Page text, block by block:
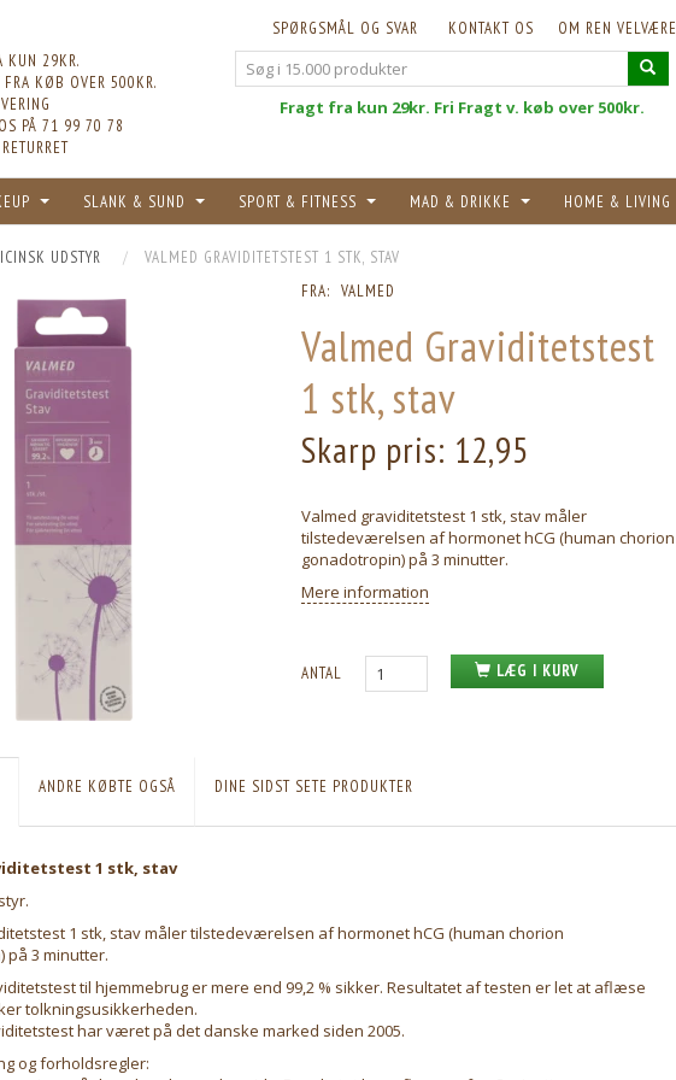
OM REN VELVÆRE
KONTAKT OS
SPØRGSMÅL OG SVAR
KUN 29KR.
FRA KØB OVER 500KR.
PÅ 71 99 70 78
Fragt fra kun 29kr. Fri Fragt v. køb over 500kr.
SLANK & SUND SPORT & FITNESS MAD & DRIKKE HOME & LIVING
UDSTYR VALMED GRAVIDITETSTEST 1 STK, STAV
FRA: VALMED
Valmed Graviditetstest
1 stk, stav
Skarp pris: 12,95
Valmed graviditetstest 1 stk, stav måler
tilstedeværelsen af hormonet hCG (human chorion
gonadotropin) på 3 minutter.
Mere information
ANTAL LÆG I KURV
ANDRE KØBTE OGSÅ DINE SIDST SETE PRODUKTER
1 stk, stav
1 stk, stav måler tilstedeværelsen af hormonet hCG (human chorion
på 3 minutter.
til hjemmebrug er mere end 99,2 % sikker. Resultatet af testen er let at aflæse
tolkningsusikkerheden.
har været på det danske marked siden 2005.
og forholdsregler: